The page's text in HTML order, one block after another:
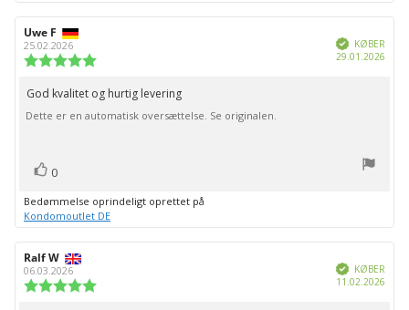
Forfatter
af
bedømmelsen:
Uwe F
25.02.2026
ud
af
5
Verificeret
KØBER
29.01.2026
Tekst
til
God kvalitet og hurtig levering
Dette er en automatisk oversættelse. Se originalen.
Stem
op
0
Bedømmelse oprindeligt oprettet på
Kondomoutlet DE
Forfatter
af
bedømmelsen:
Ralf W
06.03.2026 Verificeret
KØBER
11.02.2026